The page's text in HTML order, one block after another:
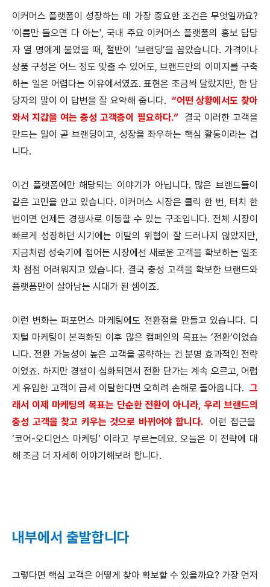
이커머스 플랫폼이 성장하는 데 가장 중요한 조건은 무엇일까요?
'이름만 들으면 다 아는', 국내 주요 이커머스 플랫폼의 홍보 담당
자 열 명에게 물었을 때, 절반이 ‘브랜딩’을 꼽았습니다. 가격이나
상품 구성은 어느 정도 맞출 수 있어도, 브랜드만의 이미지를 구축
하는 일은 어렵다는 이유에서였죠. 표현은 조금씩 달랐지만, 한 담
당자의 말이 이 답변을 잘 요약해 줍니다. “어떤 상황에서도 찾아
와서 지갑을 여는 충성 고객층이 필요하다.”결국 이러한 고객을
만드는 일이 곧 브랜딩이고, 성장을 좌우하는 핵심 활동이라는 겁
니다.
이건 플랫폼에만 해당되는 이야기가 아닙니다. 많은 브랜드들이
같은 고민을 안고 있습니다. 이커머스 시장은 클릭 한 번, 터치 한
번이면 언제든 경쟁사로 이동할 수 있는 구조입니다. 전체 시장이
빠르게 성장하던 시기에는 이탈의 위협이 잘 드러나지 않았지만,
지금처럼 성숙기에 접어든 시장에선 새로운 고객을 확보하는 일조
차 점점 어려워지고 있습니다. 결국 충성 고객을 확보한 브랜드와
플랫폼만이 살아남는 시대가 된 셈이죠.
이런 변화는 퍼포먼스 마케팅에도 전환점을 만들고 있습니다. 디
지털 마케팅이 본격화된 이후 많은 캠페인의 목표는 ‘전환’이었습
니다. 전환 가능성이 높은 고객을 공략하는 건 분명 효과적인 전략
이었죠. 하지만 경쟁이 심화되면서 전환 단가는 계속 오르고, 어렵
게 유입한 고객이 금세 이탈한다면 오히려 손해로 돌아옵니다. 그
래서 이제 마케팅의 목표는 단순한 전환이 아니라, 우리 브랜드의
충성 고객을 찾고 키우는 것으로 바뀌어야 합니다. 이런 접근을
‘코어-오디언스 마케팅’ 이라고 부르는데요. 오늘은 이 전략에 대
해 조금 더 자세히 이야기해보려 합니다.
내부에서 출발합니다
그렇다면 핵심 고객은 어떻게 찾아 확보할 수 있을까요? 가장 먼저